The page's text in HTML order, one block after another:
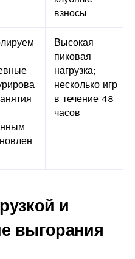
взносы
Высокая
пиковая
нагрузка;
несколько игр
в течение 48
часов
и
выгорания